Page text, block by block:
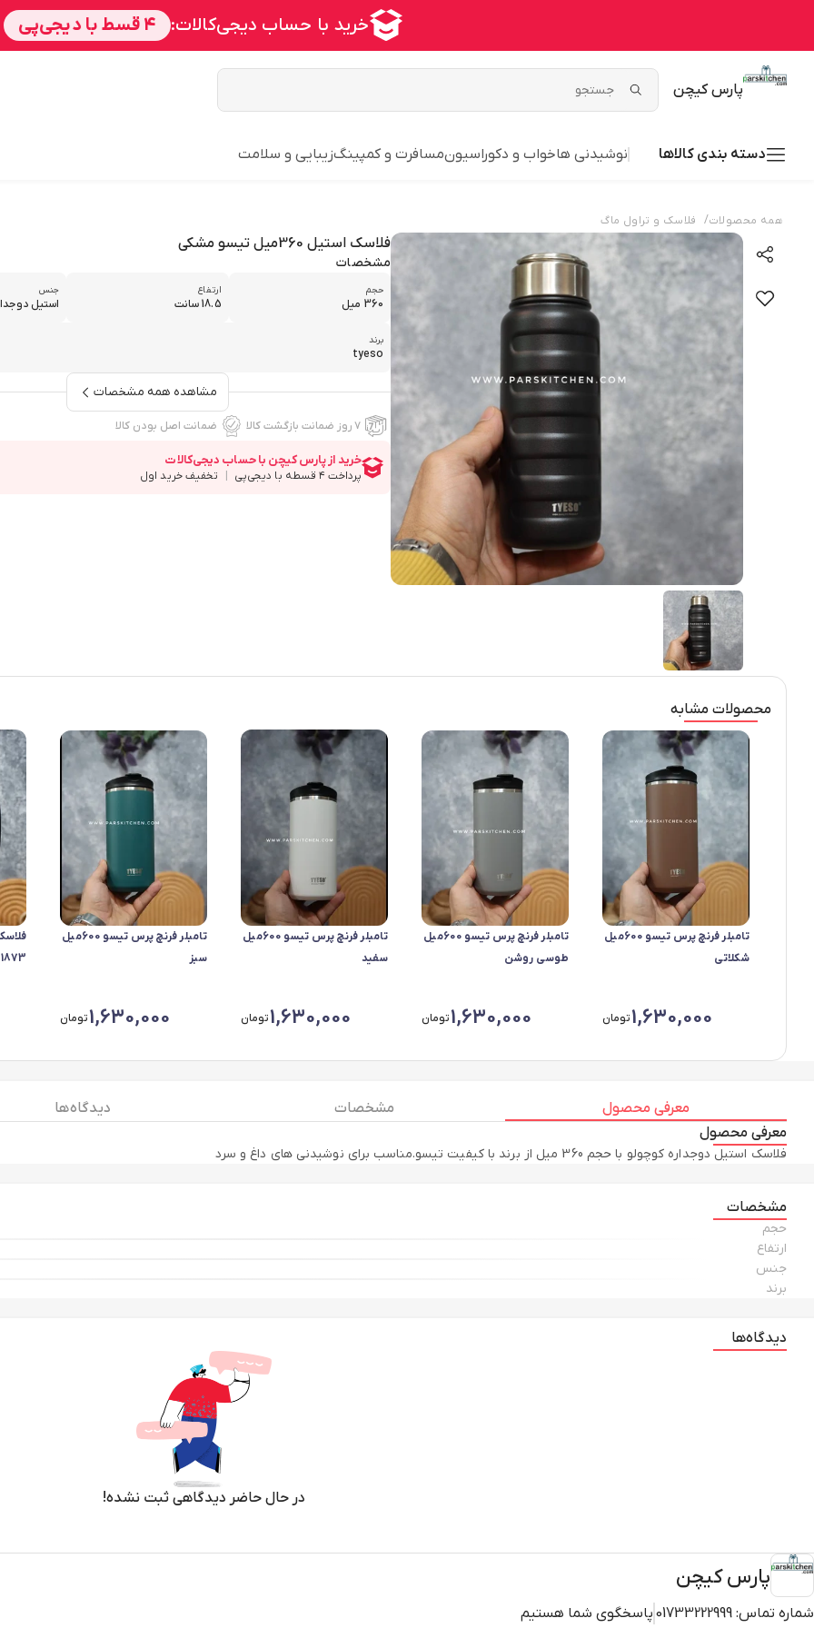
پارس کیچن
دسته بندی کالاها نوشیدنی هاخواب و دکوراسیونمسافرت و کمپینگزیبایی و سلامت
همه محصولات/ فلاسک و تراول ماگ
فلاسک استیل 360میل تیسو مشکی
مشخصات
حجم
360 میل
ارتفاع
18.5 سانت
جنس
استیل
برند
tyeso
مشاهده همه مشخصات
۷ روز ضمانت بازگشت کالا ضمانت اصل بودن کالا
محصولات مشابه
تامبلر فرنچ پرس تیسو 600میل
شکلاتی
1,630,000تومان
تامبلر فرنچ پرس تیسو 600میل
طوسی روشن
1,630,000تومان
تامبلر فرنچ پرس تیسو 600میل
سفید
1,630,000تومان
تامبلر فرنچ پرس تیسو 600میل
سبز
1,630,000تومان
1873 مشکی
معرفی محصول مشخصات
دیدگاه ها
معرفی محصول
فلاسک استیل دوجداره کوچولو با حجم 360 میل از برند با کیفیت تیسو.مناسب برای نوشیدنی های داغ و سرد
مشخصات
حجم
ارتفاع
جنس
برند
دیدگاه‌ها
در حال حاضر دیدگاهی ثبت نشده!
پارس کیچن
شماره تماس: 01733222999 پاسخگوی شما هستیم